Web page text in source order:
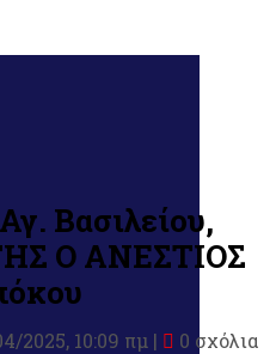
Βασιλείου,
Ο ΑΝΕΣΤΙΟΣ
2025, 10:09 πμ | 0 σχόλια